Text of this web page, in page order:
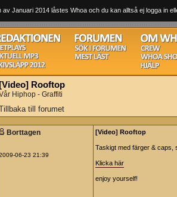
av Januari 2014 låstes Whoa och du kan alltså ej logga in
Rooftop
Hiphop - Graffiti
till forumet
Borttagen
06-23 21:39
[Video] Rooftop
Taskigt med färger & caps,
Klicka här
enjoy yourself!